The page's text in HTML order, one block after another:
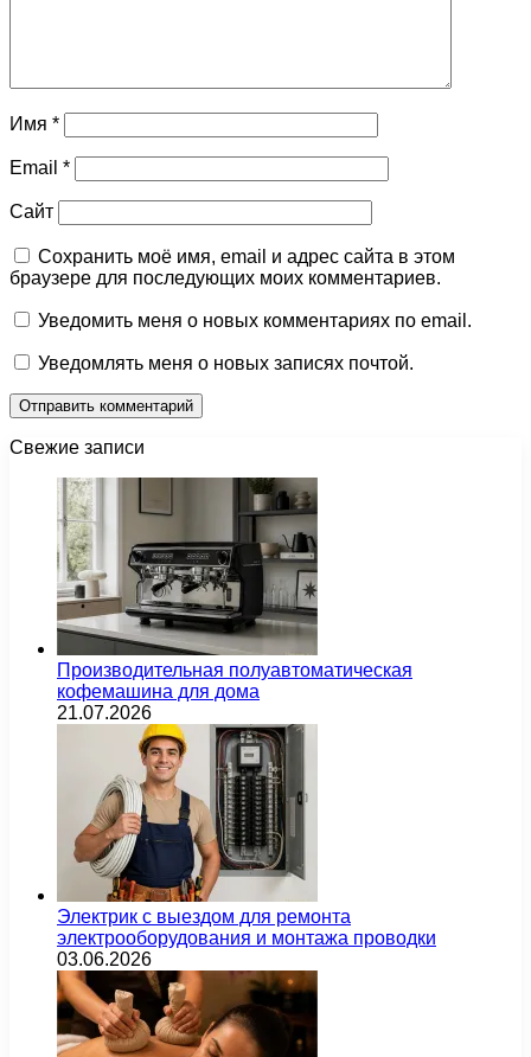
Имя *
Email *
Сайт
Сохранить моё имя, email и адрес сайта в этом
браузере для последующих моих комментариев.
Уведомить меня о новых комментариях по email.
Уведомлять меня о новых записях почтой.
Свежие записи
Производительная полуавтоматическая
кофемашина для дома
21.07.2026
Электрик с выездом для ремонта
электрооборудования и монтажа проводки
03.06.2026